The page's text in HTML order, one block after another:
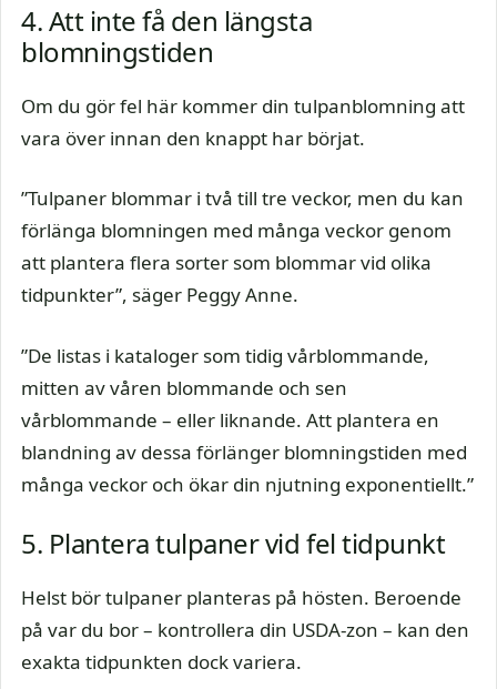
4. Att inte få den längsta
blomningstiden
Om du gör fel här kommer din tulpanblomning att
vara över innan den knappt har börjat.
”Tulpaner blommar i två till tre veckor, men du kan
förlänga blomningen med många veckor genom
att plantera flera sorter som blommar vid olika
tidpunkter”, säger Peggy Anne.
”De listas i kataloger som tidig vårblommande,
mitten av våren blommande och sen
vårblommande – eller liknande. Att plantera en
blandning av dessa förlänger blomningstiden med
många veckor och ökar din njutning exponentiellt.”
5. Plantera tulpaner vid fel tidpunkt
Helst bör tulpaner planteras på hösten. Beroende
på var du bor – kontrollera din USDA-zon – kan den
exakta tidpunkten dock variera.